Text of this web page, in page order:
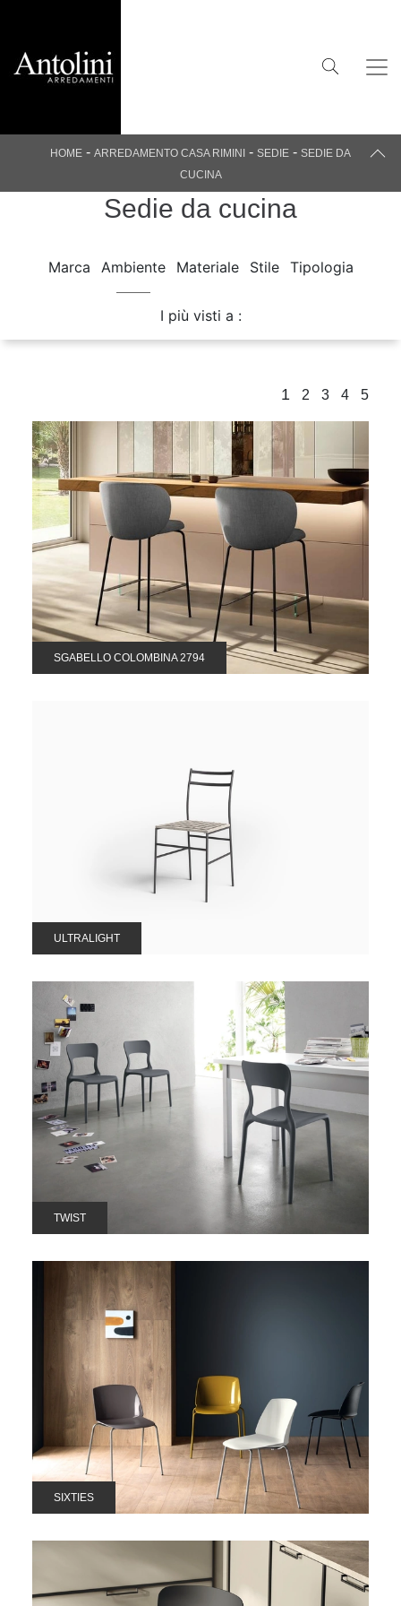
HOME - ARREDAMENTO CASA RIMINI - SEDIE - SEDIE DA
CUCINA
Sedie da cucina
Marca Ambiente Materiale Stile Tipologia
I più visti a :
1 2 3 4 5
SGABELLO COLOMBINA 2794
ULTRALIGHT
TWIST
SIXTIES